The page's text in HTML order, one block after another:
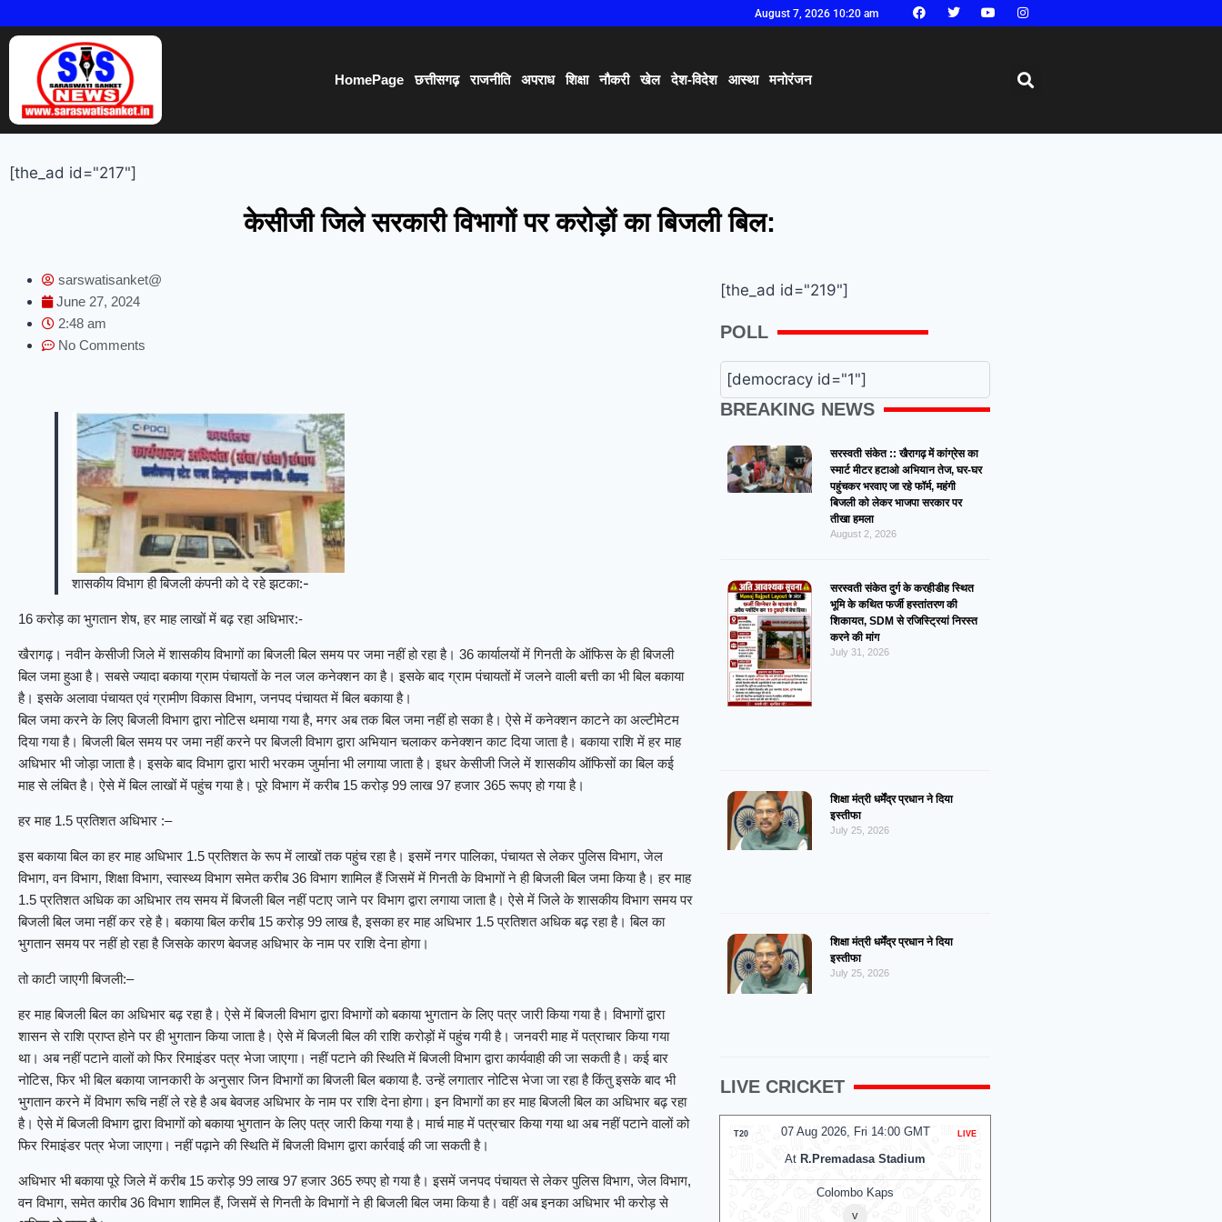
August 7, 2026 10:20 am
HomePage छत्तीसगढ़ राजनीति अपराध शिक्षा नौकरी खेल देश-विदेश आस्था मनोरंजन
[the_ad id="217"]
केसीजी जिले सरकारी विभागों पर करोड़ों का बिजली बिल:
sarswatisanket@
June 27, 2024
2:48 am
No Comments
शासकीय विभाग ही बिजली कंपनी को दे रहे झटका:-
16 करोड़ का भुगतान शेष, हर माह लाखों में बढ़ रहा अधिभार:-
खैरागढ़। नवीन केसीजी जिले में शासकीय विभागों का बिजली बिल समय पर जमा नहीं हो रहा है। 36 कार्यालयों में गिनती के ऑफिस के ही बिजली
बिल जमा हुआ है। सबसे ज्यादा बकाया ग्राम पंचायतों के नल जल कनेक्शन का है। इसके बाद ग्राम पंचायतों में जलने वाली बत्ती का भी बिल बकाया
है। इसके अलावा पंचायत एवं ग्रामीण विकास विभाग, जनपद पंचायत में बिल बकाया है।
बिल जमा करने के लिए बिजली विभाग द्वारा नोटिस थमाया गया है, मगर अब तक बिल जमा नहीं हो सका है। ऐसे में कनेक्शन काटने का अल्टीमेटम
दिया गया है। बिजली बिल समय पर जमा नहीं करने पर बिजली विभाग द्वारा अभियान चलाकर कनेक्शन काट दिया जाता है। बकाया राशि में हर माह
अधिभार भी जोड़ा जाता है। इसके बाद विभाग द्वारा भारी भरकम जुर्माना भी लगाया जाता है। इधर केसीजी जिले में शासकीय ऑफिसों का बिल कई
माह से लंबित है। ऐसे में बिल लाखों में पहुंच गया है। पूरे विभाग में करीब 15 करोड़ 99 लाख 97 हजार 365 रूपए हो गया है।
हर माह 1.5 प्रतिशत अधिभार :–
इस बकाया बिल का हर माह अधिभार 1.5 प्रतिशत के रूप में लाखों तक पहुंच रहा है। इसमें नगर पालिका, पंचायत से लेकर पुलिस विभाग, जेल
विभाग, वन विभाग, शिक्षा विभाग, स्वास्थ्य विभाग समेत करीब 36 विभाग शामिल हैं जिसमें में गिनती के विभागों ने ही बिजली बिल जमा किया है। हर माह
1.5 प्रतिशत अधिक का अधिभार तय समय में बिजली बिल नहीं पटाए जाने पर विभाग द्वारा लगाया जाता है। ऐसे में जिले के शासकीय विभाग समय पर
बिजली बिल जमा नहीं कर रहे है। बकाया बिल करीब 15 करोड़ 99 लाख है, इसका हर माह अधिभार 1.5 प्रतिशत अधिक बढ़ रहा है। बिल का
भुगतान समय पर नहीं हो रहा है जिसके कारण बेवजह अधिभार के नाम पर राशि देना होगा।
तो काटी जाएगी बिजली:–
हर माह बिजली बिल का अधिभार बढ़ रहा है। ऐसे में बिजली विभाग द्वारा विभागों को बकाया भुगतान के लिए पत्र जारी किया गया है। विभागों द्वारा
शासन से राशि प्राप्त होने पर ही भुगतान किया जाता है। ऐसे में बिजली बिल की राशि करोड़ों में पहुंच गयी है। जनवरी माह में पत्राचार किया गया
था। अब नहीं पटाने वालों को फिर रिमाइंडर पत्र भेजा जाएगा। नहीं पटाने की स्थिति में बिजली विभाग द्वारा कार्यवाही की जा सकती है। कई बार
नोटिस, फिर भी बिल बकाया जानकारी के अनुसार जिन विभागों का बिजली बिल बकाया है. उन्हें लगातार नोटिस भेजा जा रहा है किंतु इसके बाद भी
भुगतान करने में विभाग रूचि नहीं ले रहे है अब बेवजह अधिभार के नाम पर राशि देना होगा। इन विभागों का हर माह बिजली बिल का अधिभार बढ़ रहा
है। ऐसे में बिजली विभाग द्वारा विभागों को बकाया भुगतान के लिए पत्र जारी किया गया है। मार्च माह में पत्रचार किया गया था अब नहीं पटाने वालों को
फिर रिमाइंडर पत्र भेजा जाएगा। नहीं पढ़ाने की स्थिति में बिजली विभाग द्वारा कार्रवाई की जा सकती है।
अधिभार भी बकाया पूरे जिले में करीब 15 करोड़ 99 लाख 97 हजार 365 रुपए हो गया है। इसमें जनपद पंचायत से लेकर पुलिस विभाग, जेल विभाग,
वन विभाग, समेत कारीब 36 विभाग शामिल हैं, जिसमें से गिनती के विभागों ने ही बिजली बिल जमा किया है। वहीं अब इनका अधिभार भी करोड़ से
[the_ad id="219"]
POLL
[democracy id="1"]
BREAKING NEWS
सरस्वती संकेत :: खैरागढ़ में कांग्रेस का
स्मार्ट मीटर हटाओ अभियान तेज, घर-घर
पहुंचकर भरवाए जा रहे फॉर्म, महंगी
बिजली को लेकर भाजपा सरकार पर
तीखा हमला
August 2, 2026
सरस्वती संकेत दुर्ग के करहीडीह स्थित
भूमि के कथित फर्जी हस्तांतरण की
शिकायत, SDM से रजिस्ट्रियां निरस्त
करने की मांग
July 31, 2026
शिक्षा मंत्री धर्मेंद्र प्रधान ने दिया
इस्तीफा
July 25, 2026
शिक्षा मंत्री धर्मेंद्र प्रधान ने दिया
इस्तीफा
July 25, 2026
LIVE CRICKET
07 Aug 2026, Fri 14:00 GMT
T20 LIVE
At R.Premadasa Stadium
Colombo Kaps
v